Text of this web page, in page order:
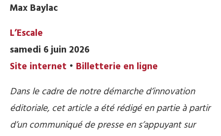
Max Baylac
L’Escale
samedi 6 juin 2026
Site internet • Billetterie en ligne
Dans le cadre de notre démarche d’innovation
éditoriale, cet article a été rédigé en partie à partir
d’un communiqué de presse en s’appuyant sur